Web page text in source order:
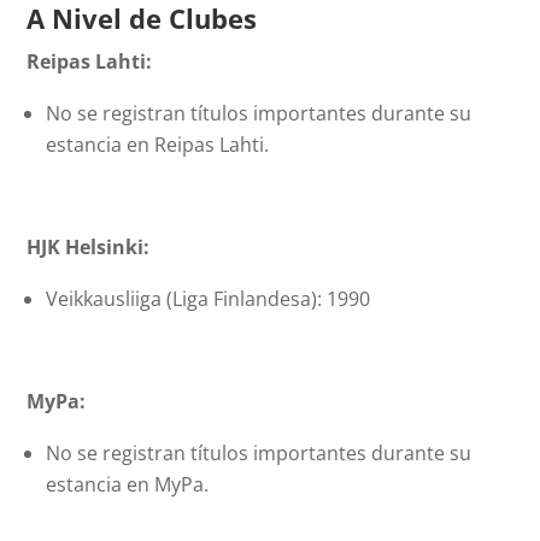
A Nivel de Clubes
Reipas Lahti:
No se registran títulos importantes durante su
estancia en Reipas Lahti.
HJK Helsinki:
Veikkausliiga (Liga Finlandesa): 1990
MyPa:
No se registran títulos importantes durante su
estancia en MyPa.